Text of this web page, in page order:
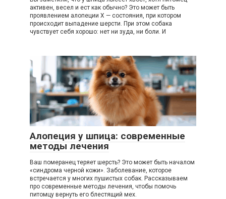
активен, весел и ест как обычно? Это может быть
проявлением алопеции X — состояния, при котором
происходит выпадение шерсти. При этом собака
чувствует себя хорошо: нет ни зуда, ни боли. И
Алопеция у шпица: современные
методы лечения
Ваш померанец теряет шерсть? Это может быть началом
«синдрома черной кожи». Заболевание, которое
встречается у многих пушистых собак. Рассказываем
про современные методы лечения, чтобы помочь
питомцу вернуть его блестящий мех.